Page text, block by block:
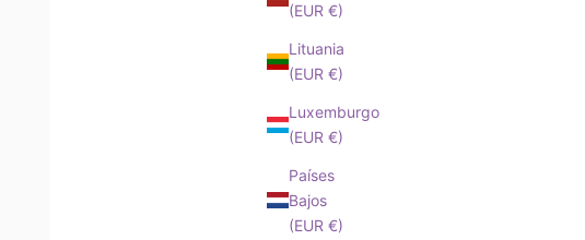
(EUR €)
Lituania
(EUR €)
Luxemburgo
(EUR €)
Países
Bajos
(EUR €)